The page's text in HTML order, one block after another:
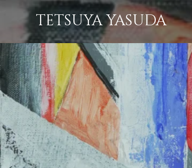
TETSUYA YASUDA